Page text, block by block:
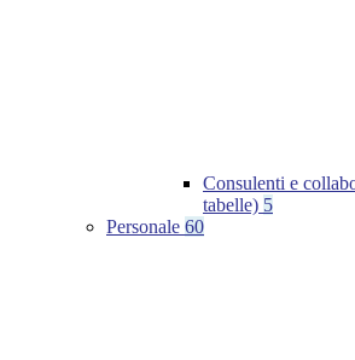
Consulenti e
tabelle) 5
Personale 60